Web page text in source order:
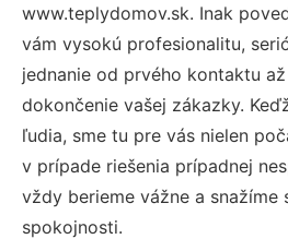
www.teplydomov.sk. Inak
vám vysokú profesionalitu,
jednanie od prvého kontaktu
dokončenie vašej zákazky.
ľudia, sme tu pre vás nielen
v prípade riešenia prípadnej
vždy berieme vážne a snažíme
spokojnosti.